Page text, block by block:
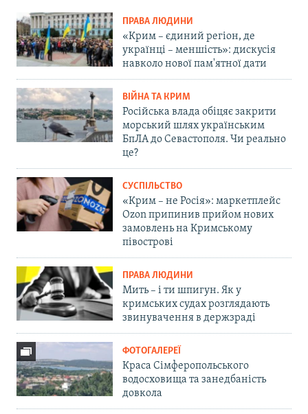
ПРАВА ЛЮДИНИ
«Крим – єдиний регіон, де
українці – меншість»: дискусія
навколо нової пам'ятної дати
ВІЙНА ТА КРИМ
Російська влада обіцяє закрити
морський шлях українським
БпЛА до Севастополя. Чи реально
це?
СУСПІЛЬСТВО
«Крим – не Росія»: маркетплейс
Ozon припинив прийом нових
замовлень на Кримському
півострові
ПРАВА ЛЮДИНИ
Мить – і ти шпигун. Як у
кримських судах розглядають
звинувачення в держзраді
ФОТОГАЛЕРЕЇ
Краса Сімферопольського
водосховища та занедбаність
довкола